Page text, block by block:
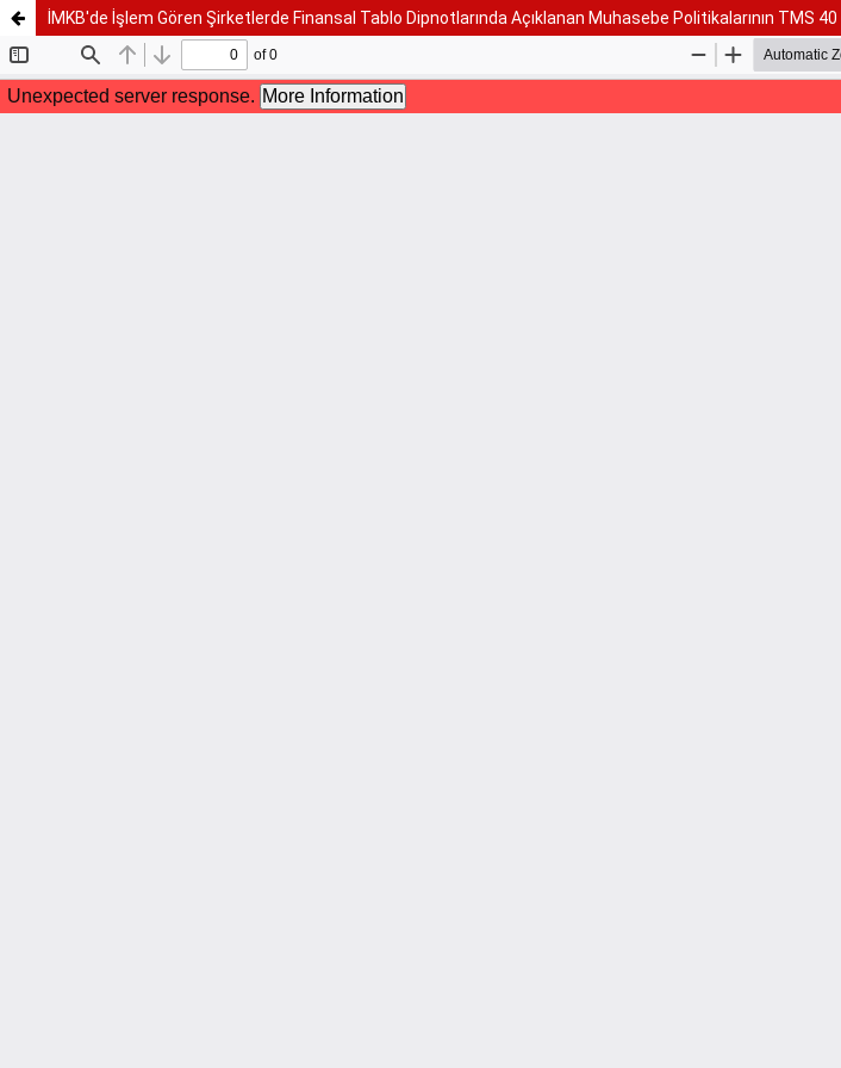
İMKB'de İşlem Gören Şirketlerde Finansal Tablo Dipnotlarında Açıklanan Muhasebe Politikalarının TMS